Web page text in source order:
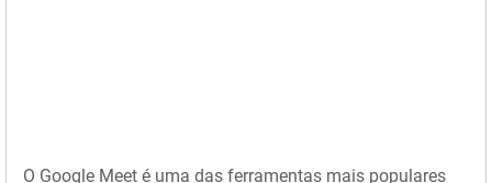
O Google Meet é uma das ferramentas mais populares